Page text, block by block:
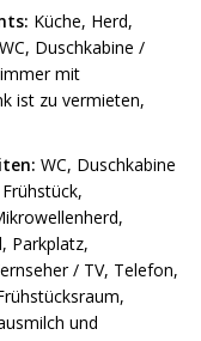
Küche, Herd,
Duschkabine /
mit
ist zu vermieten,
WC, Duschkabine
Parkplatz,
/ TV, Telefon,
und